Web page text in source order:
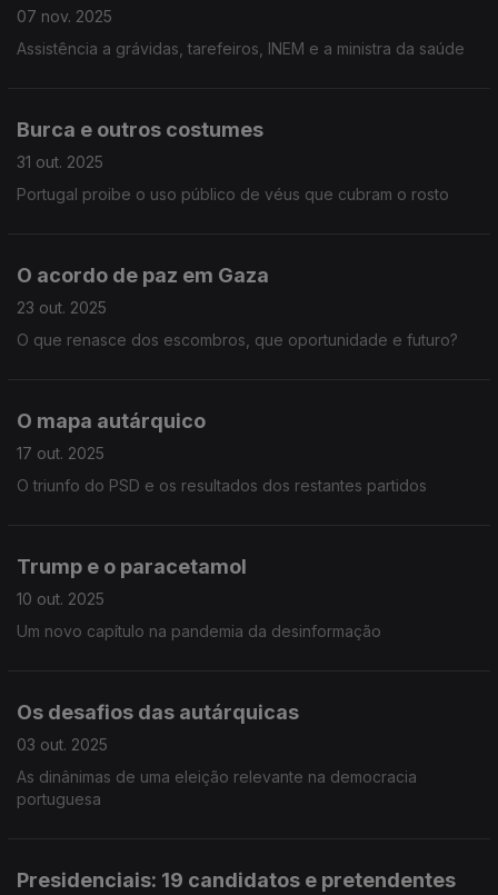
07 nov. 2025
Assistência a grávidas, tarefeiros, INEM e a ministra da saúde
Burca e outros costumes
31 out. 2025
Portugal proibe o uso público de véus que cubram o rosto
O acordo de paz em Gaza
23 out. 2025
O que renasce dos escombros, que oportunidade e futuro?
O mapa autárquico
17 out. 2025
O triunfo do PSD e os resultados dos restantes partidos
Trump e o paracetamol
10 out. 2025
Um novo capítulo na pandemia da desinformação
Os desafios das autárquicas
03 out. 2025
As dinânimas de uma eleição relevante na democracia
portuguesa
Presidenciais: 19 candidatos e pretendentes